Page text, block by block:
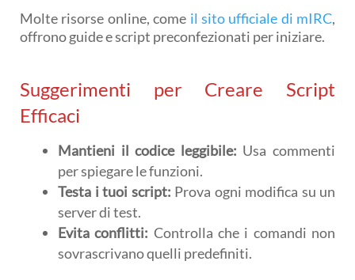
Molte risorse online, come il sito ufficiale di mIRC,
offrono guide e script preconfezionati per iniziare.
Suggerimenti per Creare Script
Efficaci
Mantieni il codice leggibile: Usa commenti
per spiegare le funzioni.
Testa i tuoi script: Prova ogni modifica su un
server di test.
Evita conflitti: Controlla che i comandi non
sovrascrivano quelli predefiniti.